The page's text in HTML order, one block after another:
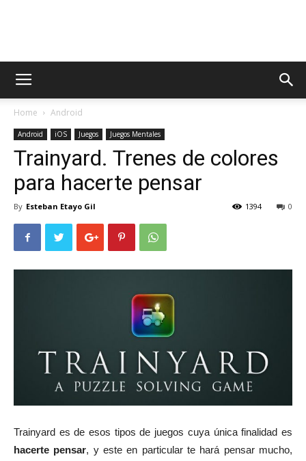
AppsTonic
Home Android
Android iOS Juegos Juegos Mentales
Trainyard. Trenes de colores
para hacerte pensar
By Esteban Etayo Gil 0
1394
Trainyard es de esos tipos de juegos cuya única finalidad es
hacerte pensar, y este en particular te hará pensar mucho,